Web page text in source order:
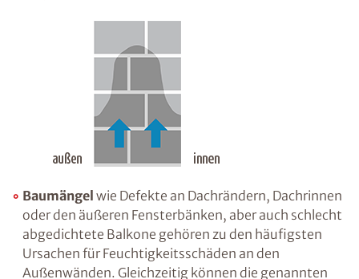
Welche Ursache sich hinter feuchten Decken,
Innen- oder Außenwänden verbirgt, ist von
enormer Bedeutung, wenn es darum geht,
Bauschäden und gesundheitliche Probleme zu
vermeiden und Feuchtigkeitsschäden langfristig
in den Griff zu bekommen. Je nach Lokalisation
der folgenden Möglichkeiten infrage kommen: